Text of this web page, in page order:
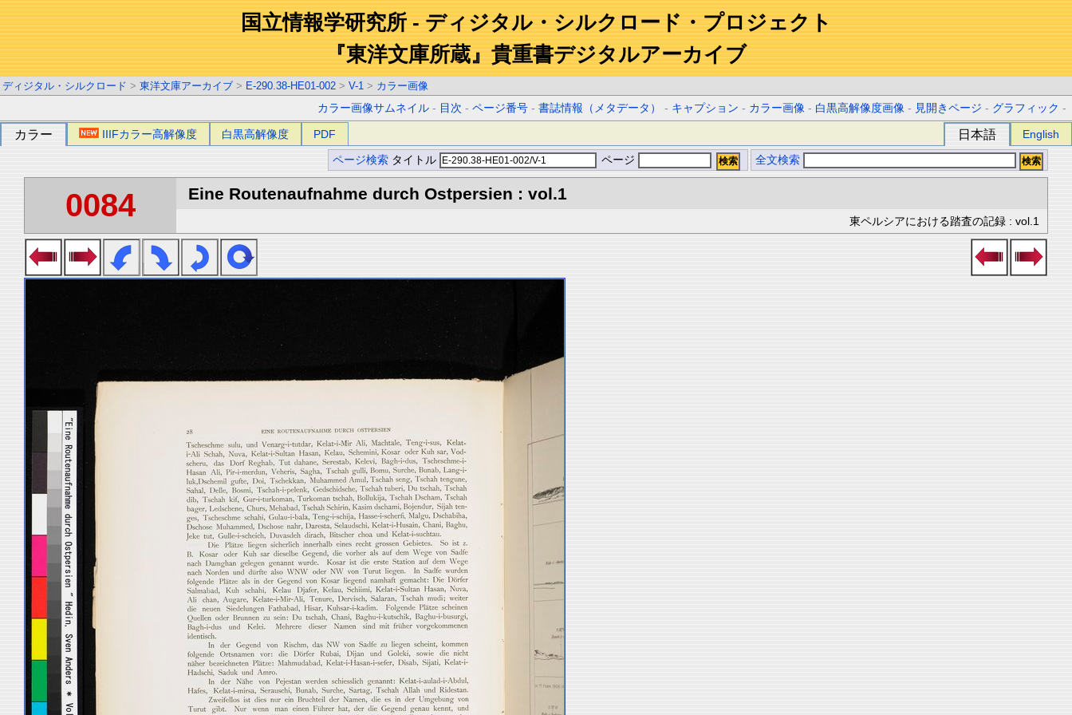
国立情報学研究所 - ディジタル・シルクロード・プロジェクト
『東洋文庫所蔵』貴重書デジタルアーカイブ
ディジタル・シルクロード > 東洋文庫アーカイブ > E-290.38-HE01-002 > V-1 > カラー画像
カラー画像サムネイル - 目次 -ページ番号 -書誌情報（メタデータ） - キャプション - カラー画像 - 白黒高解像度画像 - 見開きページ - グラフィック -
カラー IIIFカラー高解像度 白黒高解像度 PDF 日本語 English
ページ検索 タイトル ページ 全文検索
0084 Eine Routenaufnahme durch Ostpersien : vol.1
東ペルシアにおける踏査の記録 : vol.1